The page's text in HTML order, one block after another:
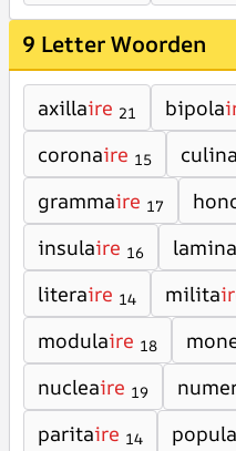
9 Letter Woorden
axillaire 21 bipola
coronaire 15 culina
grammaire 17
insulaire 16 lamina
literaire 14 milita
modulaire 18
nucleaire 19
paritaire 14 popula